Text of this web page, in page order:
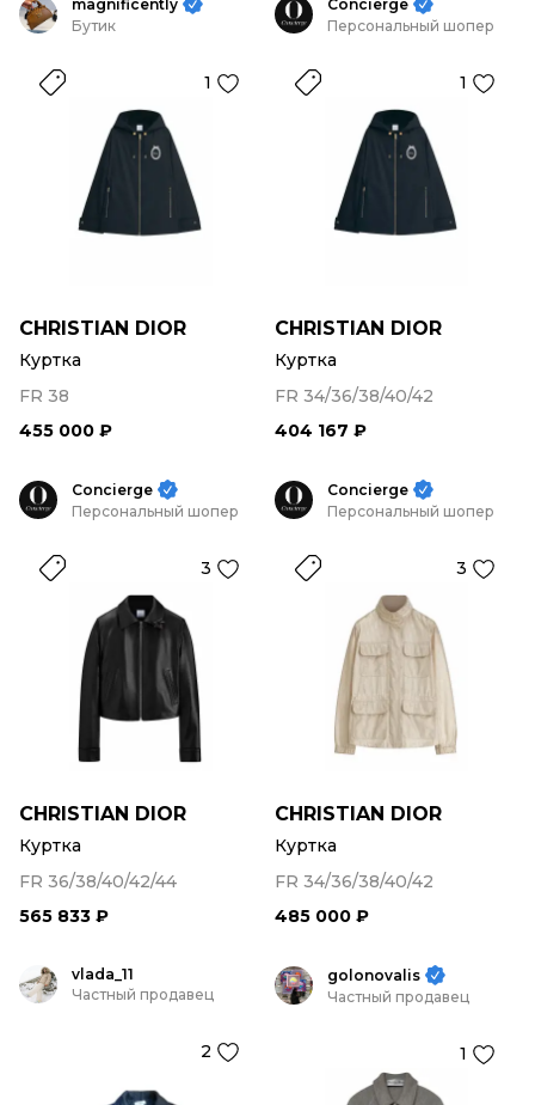
magnificently
Бутик
1
CHRISTIAN DIOR
Куртка
FR 38
455 000 ₽
Concierge
Персональный шопер
1
CHRISTIAN DIOR
Куртка
FR 34/36/38/40/42
404 167 ₽
Concierge
Персональный шопер
3
CHRISTIAN DIOR
Куртка
FR 36/38/40/42/44
565 833 ₽
Concierge
Персональный шопер
3
CHRISTIAN DIOR
Куртка
FR 34/36/38/40/42
485 000 ₽
vlada_11
Частный продавец
2
golonovalis
Частный продавец
1